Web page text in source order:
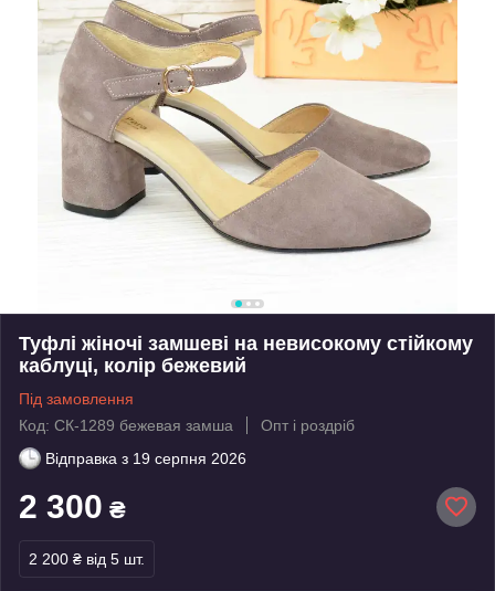
Туфлі жіночі замшеві на невисокому стійкому
каблуці, колір бежевий
Під замовлення
Код: СК-1289 бежевая замша
Опт і роздріб
Відправка з 19 серпня 2026
2 300 ₴
2 200 ₴ від 5 шт.